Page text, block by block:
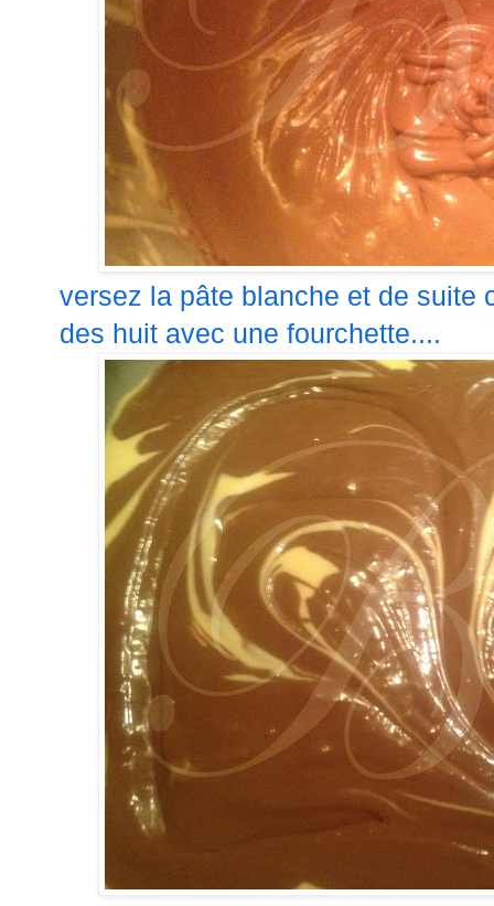
versez la pâte blanche et de suite
des huit avec une fourchette....